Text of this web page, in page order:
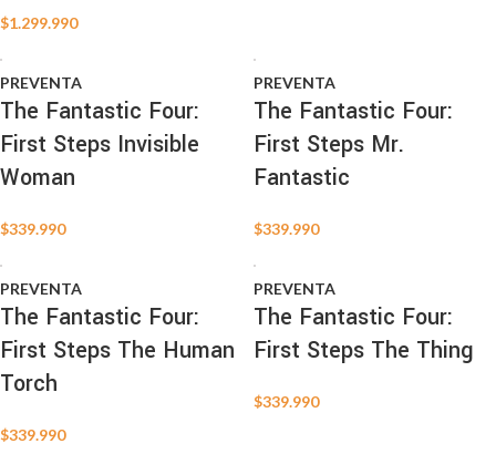
$1.299.990
PREVENTA
The Fantastic Four:
First Steps Invisible
Woman
$339.990
PREVENTA
The Fantastic Four:
First Steps Mr.
Fantastic
$339.990
PREVENTA
The Fantastic Four:
First Steps The Human
Torch
$339.990
PREVENTA
The Fantastic Four:
First Steps The Thing
$339.990